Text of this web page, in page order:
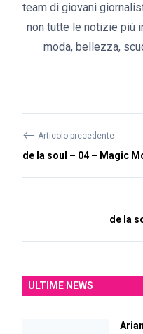
team di giovani
non tutte le notizie più
moda, bellezza,
⟵ Articolo precedente
de la soul – 04 – Magic
de la
ULTIME NEWS